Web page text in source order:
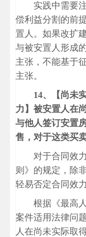
实践中需要
偿利益分割的前
置人。如果改扩
与被安置人形成
主张，不能基于
主张。
14、
【尚未
力】被安置人在
与他人签订安置
售，对于这类买
对于合同效
则》的规定，除
轻易否定合同效力
根据《最高
案件适用法律问
人在尚未实际取